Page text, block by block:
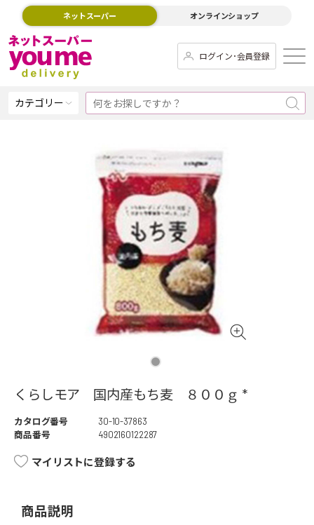
ネットスーパー オンラインショップ
ログイン･会員登録
カテゴリー
くらしモア 国内産もち麦 ８００ｇ *
カタログ番号
30-10-37863
商品番号
4902160122287
マイリストに登録する
商品説明